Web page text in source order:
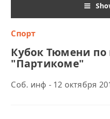
Спорт
Кубок Тюмени по
"Партикоме"
Соб. инф - 12 октября